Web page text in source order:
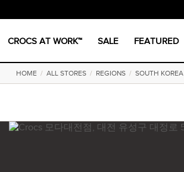
CROCS AT WORK™ SALE FEATURED
HOME/ ALL STORES/ REGIONS/ SOUTH KOREA